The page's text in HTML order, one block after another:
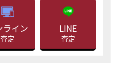
ライン
査定
LINE
査定